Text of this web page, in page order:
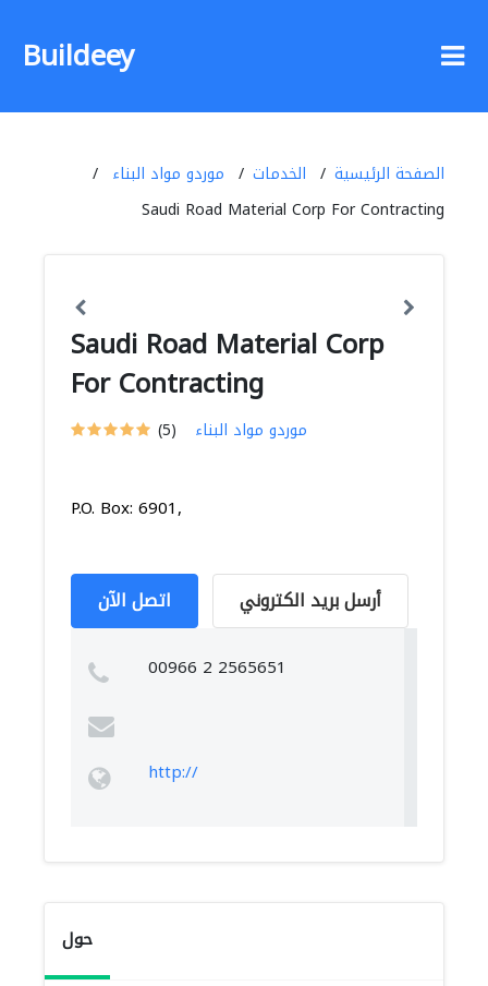
Buildeey
الصفحة الرئيسية الخدمات
موردو مواد البناء
Saudi Road Material Corp For Contracting
Saudi Road Material Corp
For Contracting
(5) موردو مواد البناء
P.O. Box: 6901,
اتصل الآن أرسل بريد الكتروني
00966 2 2565651
http://
حول